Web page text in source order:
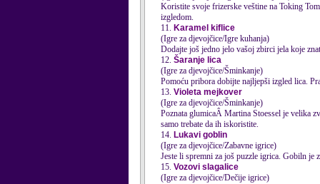
Koristite svoje frizerske veštine na Toking
izgledom.
11. Karamel kiflice
(Igre za djevojčice/Igre kuhanja)
Dodajte još jedno jelo vašoj zbirci jela koje
12. Šaranje lica
(Igre za djevojčice/Šminkanje)
Pomoću pribora dobijte najljepši izgled lica.
13. Violeta mejkover
(Igre za djevojčice/Šminkanje)
Poznata glumicaÂ Martina Stoessel je velika
samo trebate da ih iskoristite.
14. Lukavi goblin
(Igre za djevojčice/Zabavne igrice)
Jeste li spremni za još puzzle igrica. Gobiln je
15. Vozovi slagalice
(Igre za djevojčice/Dečije igrice)